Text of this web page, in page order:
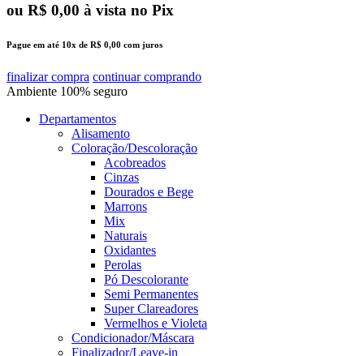
ou R$ 0,00 à vista no Pix
Pague em até 10x de R$ 0,00 com juros
finalizar compra continuar comprando
Ambiente 100% seguro
Departamentos
Alisamento
Coloração/Descoloração
Acobreados
Cinzas
Dourados e Bege
Marrons
Mix
Naturais
Oxidantes
Perolas
Pó Descolorante
Semi Permanentes
Super Clareadores
Vermelhos e Violeta
Condicionador/Máscara
Finalizador/Leave-in